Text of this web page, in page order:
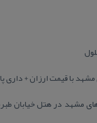
قیمت ارزان + داری پارکینگ +